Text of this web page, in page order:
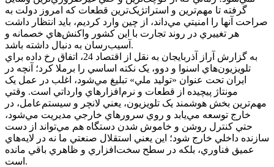
گرفته تا مهم‌ترين و استراتژيک‌ترين قطعات که امروز دولت به
صراحت آنها را امنيتي مي‌داند، از چين وارد کرديم، بايد انتظار داشت
هر تغييري در روند تجارت با اين کشور واکنش‌هاي خصمانه و
آسيب‌رسان به دنبال داشته باشد.
به گزارش آراز آذربايجان به نقل از اقتصاد 24، اتفاق رخ داده براي
تلويزيون‌هاي اسنوا و دوو، يک نکته اساسي را برملا کرد؛ آنچه در
ايران تحت عنوان «توليد ملي» تبليغ مي‌شود، اغلب در عمل يک
مونتاژ پيچيده از قطعات و نرم‌افزار‌هاي وارداتي است. وقتي
مهم‌ترين بخش هوشمند يک تلويزيون، يعني لانچر و سيستم‌عامل، در
خارج توسعه مي‌يابد و روي سرور‌هاي خارجي مديريت مي‌شود،
حتي کنترل روشن و خاموش شدن دستگاه هم مي‌تواند از دست
سازنده داخلي خارج شود؛ اين يعني استقلال صنعتي ما نه در لايه‌هاي
عميق فناوري، بلکه در سطح سخت‌افزاري و ظاهري باقي مانده
است.